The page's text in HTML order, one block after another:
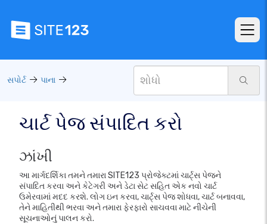
સપોર્ટ પાના
ચાર્ટ પેજ સંપાદિત કરો
ઝાંખી
આ માર્ગદર્શિકા તમને તમારા SITE123 પ્રોજેક્ટમાં ચાર્ટ્સ પેજને
સંપાદિત કરવા અને કેટેગરી અને ડેટા સેટ સહિત એક નવો ચાર્ટ
ઉમેરવામાં મદદ કરશે. લોગ ઇન કરવા, ચાર્ટ્સ પેજ શોધવા, ચાર્ટ બનાવવા,
તેને માહિતીથી ભરવા અને તમારા ફેરફારો સાચવવા માટે નીચેની
સૂચનાઓનું પાલન કરો.